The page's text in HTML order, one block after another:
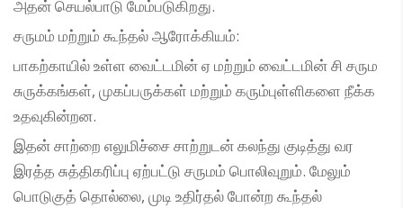
அதன் செயல்பாடு மேம்படுகிறது.
சருமம் மற்றும் கூந்தல் ஆரோக்கியம்:
பாகற்காயில் உள்ள வைட்டமின் ஏ மற்றும் வைட்டமின் சி சரும
சுருக்கங்கள், முகப்பருக்கள் மற்றும் கரும்புள்ளிகளை நீக்க
உதவுகின்றன.
இதன் சாற்றை எலுமிச்சை சாற்றுடன் கலந்து குடித்து வர
இரத்த சுத்திகரிப்பு ஏற்பட்டு சருமம் பொலிவுறும். மேலும்
பொடுகுத் தொல்லை, முடி உதிர்தல் போன்ற கூந்தல்